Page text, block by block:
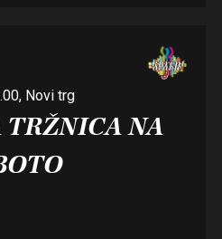
Novi trg
TRŽNICA NA